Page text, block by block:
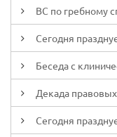
ВС по гребному
Сегодня
Беседа с
Декада
Сегодня